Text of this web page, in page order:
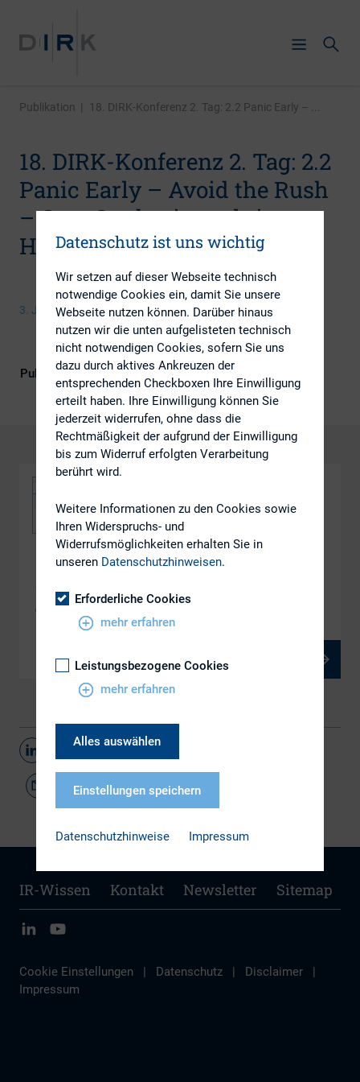
Publikation | 18. DIRK-Konferenz 2. Tag: 2.2 Panic Early – ...
18. DIRK-Konferenz 2. Tag: 2.2
Panic Early – Avoid the Rush
– Case Study einer aktiven
HV-Vorbereitung
3. Juni 2015
Publikationsform DIRK-Publikationen
WS-2-2-Panic-Early-Avoid-the-rush-Case-Study-
einer-aktiven-HV-Vorbereitung-IPREO
Teilen
IR-Wissen Kontakt Newsletter Sitemap
Cookie Einstellungen | Datenschutz | Disclaimer
|
Impressum
Datenschutz ist uns wichtig
Wir setzen auf dieser Webseite technisch
notwendige Cookies ein, damit Sie unsere
Webseite nutzen können. Darüber hinaus
nutzen wir die unten aufgelisteten technisch
nicht notwendigen Cookies, sofern Sie uns
dazu durch aktives Ankreuzen der
entsprechenden Checkboxen Ihre Einwilligung
erteilt haben. Ihre Einwilligung können Sie
jederzeit widerrufen, ohne dass die
Rechtmäßigkeit der aufgrund der Einwilligung
bis zum Widerruf erfolgten Verarbeitung
berührt wird.
Weitere Informationen zu den Cookies sowie
Ihren Widerspruchs- und
Widerrufsmöglichkeiten erhalten Sie in
unseren Datenschutzhinweisen.
Erforderliche Cookies
mehr erfahren
Leistungsbezogene Cookies
mehr erfahren
Alles auswählen
Einstellungen speichern
Datenschutzhinweise Impressum